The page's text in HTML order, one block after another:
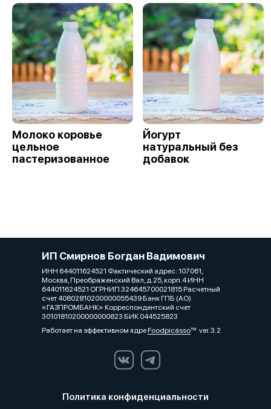
Молоко коровье
цельное
пастеризованное
Йогурт
натуральный без
добавок
ИП Смирнов Богдан Вадимович
ИНН 644011624521 Фактический адрес: 107061,
Москва, Преображенский Вал, д.25, корп.4 ИНН
644011624521 ОГРНИП 324645700021815 Расчетный
счет 40802810200000055439 Банк ГПБ (АО)
«ГАЗПРОМБАНК» Корреспондентский счет
30101810200000000823 БИК 044525823
Работает на эффективном ядреFoodpicássover. 3.2
Политика конфиденциальности